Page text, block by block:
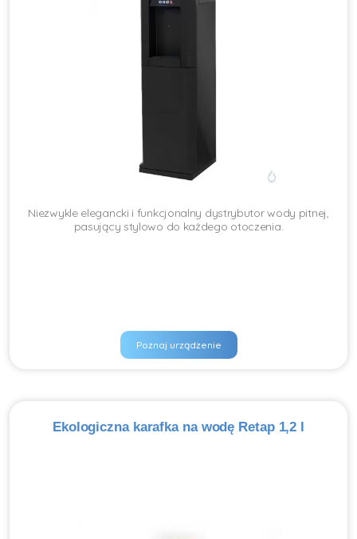
Niezwykle elegancki i funkcjonalny dystrybutor wody pitnej,
pasujący stylowo do każdego otoczenia.
Poznaj urządzenie
Ekologiczna karafka na wodę Retap 1,2 l